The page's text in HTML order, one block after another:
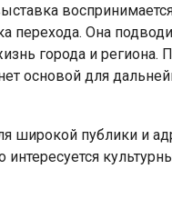
перехода. Она
города и региона.
основой для
широкой публики и
интересуется